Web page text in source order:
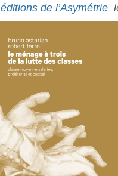
éditions de l’Asymétrie